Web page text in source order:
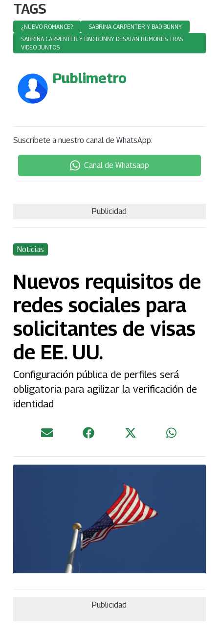
TAGS
¿NUEVO ROMANCE?
SABRINA CARPENTER Y BAD BUNNY
SABRINA CARPENTER Y BAD BUNNY DESATAN RUMORES TRAS
VIDEO JUNTOS
Publimetro
Suscríbete a nuestro canal de WhatsApp:
Canal de Whatsapp
Publicidad
Noticias
Nuevos requisitos de
redes sociales para
solicitantes de visas
de EE. UU.
Configuración pública de perfiles será
obligatoria para agilizar la verificación de
identidad
Publicidad